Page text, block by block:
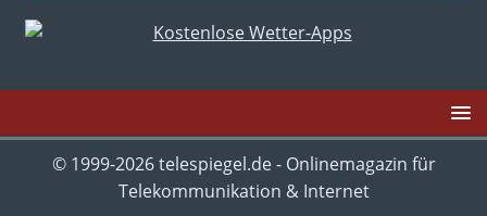
© 1999-2026 telespiegel.de - Onlinemagazin für
Telekommunikation & Internet